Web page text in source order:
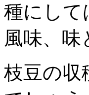
種にして
風味、味
枝豆の収